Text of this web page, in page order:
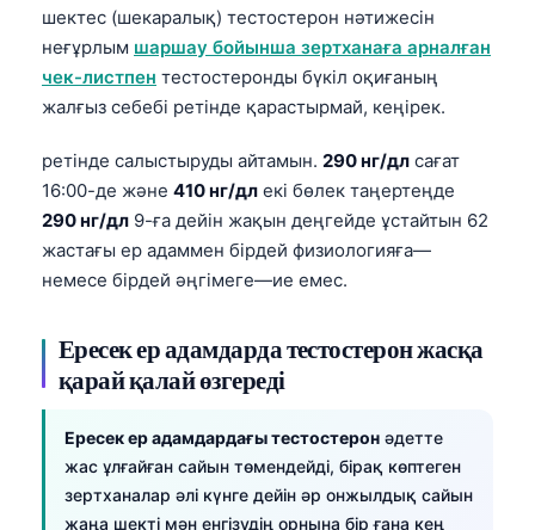
шектес (шекаралық) тестостерон нәтижесін
неғұрлым шаршау бойынша зертханаға арналған
чек-листпен тестостеронды бүкіл оқиғаның
жалғыз себебі ретінде қарастырмай, кеңірек.
ретінде салыстыруды айтамын. 290 нг/дл сағат
16:00-де және 410 нг/дл екі бөлек таңертеңде
290 нг/дл 9-ға дейін жақын деңгейде ұстайтын 62
жастағы ер адаммен бірдей физиологияға—
немесе бірдей әңгімеге—ие емес.
Ересек ер адамдарда тестостерон жасқа
қарай қалай өзгереді
Ересек ер адамдардағы тестостерон әдетте
жас ұлғайған сайын төмендейді, бірақ көптеген
зертханалар әлі күнге дейін әр онжылдық сайын
жаңа шекті мән енгізудің орнына бір ғана кең